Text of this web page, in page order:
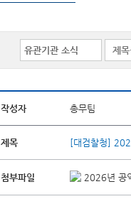
작성자 총무팀
제목 [대검찰청]
첨부파일 2026년 공